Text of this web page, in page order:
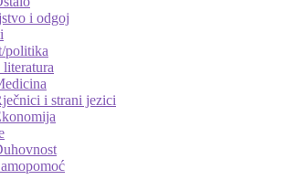
i odgoj
politika
literatura
i strani jezici